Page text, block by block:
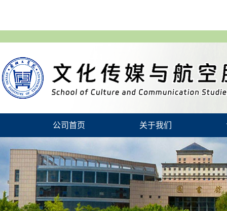
公司首页 关于我们